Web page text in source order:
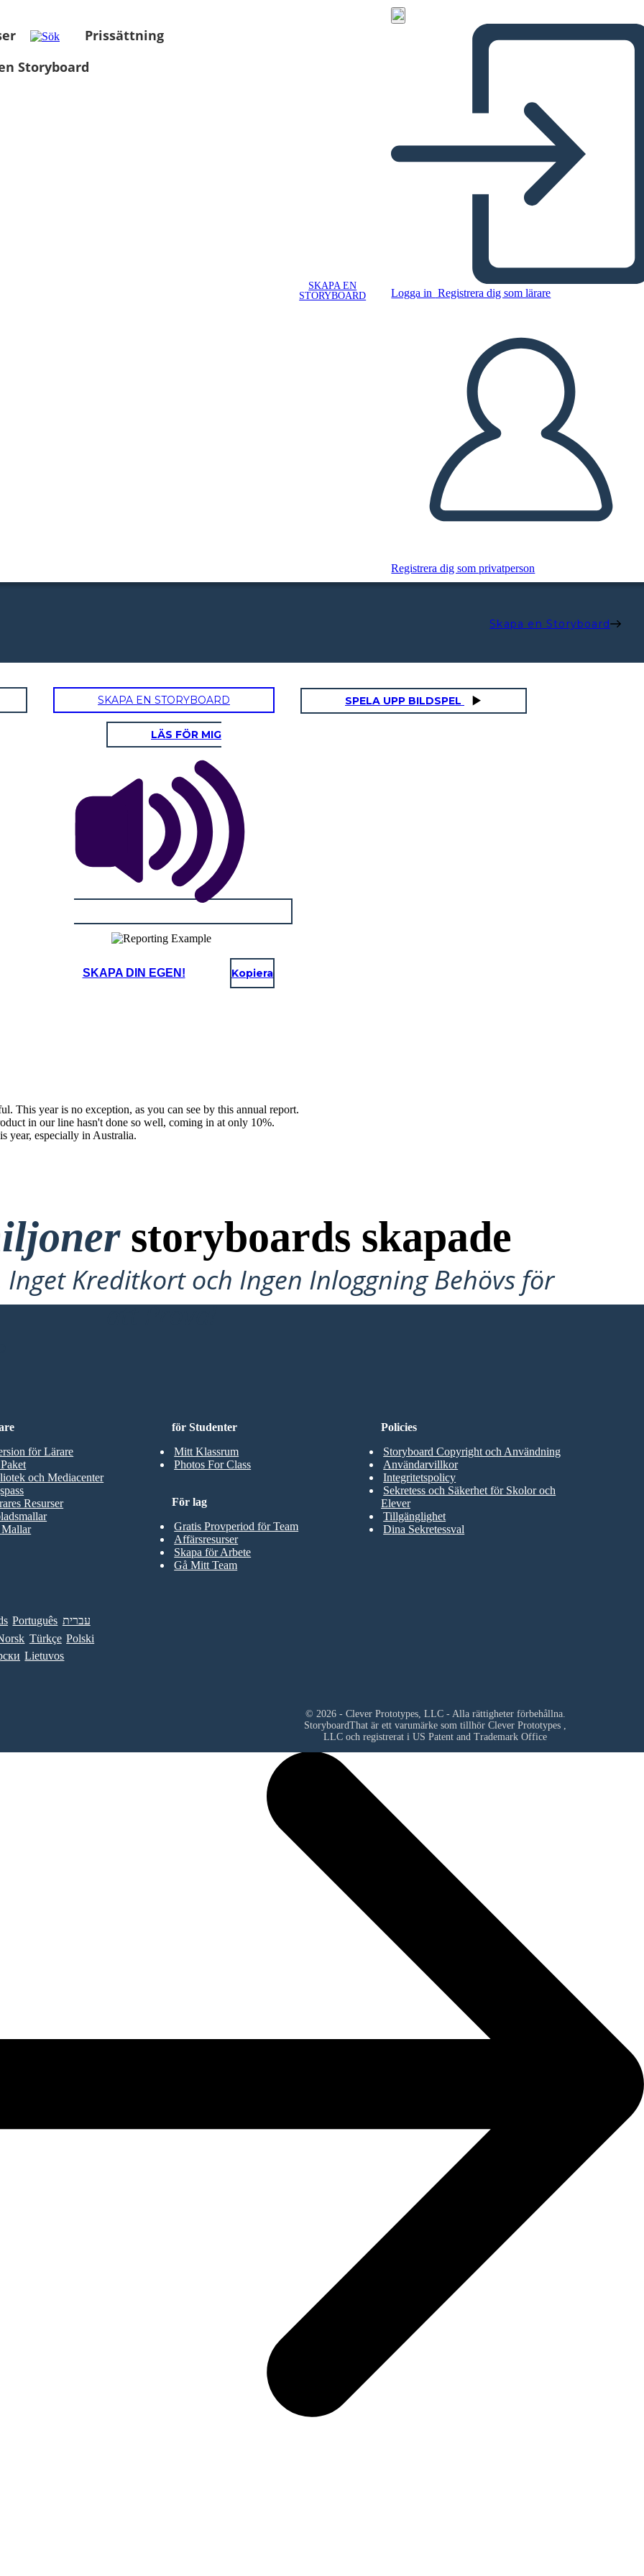
Prissättning
Storyboard
SKAPA EN
STORYBOARD
Logga in Registrera dig som lärare
Registrera dig som privatperson
Skapa en Storyboard
SKAPA EN STORYBOARD SPELA UPP BILDSPEL
LÄS FÖR MIG
SKAPA DIN EGEN! Kopiera
This year is no exception, as you can see by this annual report.
in our line hasn't done so well, coming in at only 10%.
year, especially in Australia.
storyboards skapade
Kreditkort och Ingen Inloggning Behövs för
att Prova!
för Studenter
Mitt Klassrum
Photos For Class
för Lärare
och Mediacenter
Resurser
För lag
Gratis Provperiod för Team
Affärsresurser
Skapa för Arbete
Gå Mitt Team
Policies
Storyboard Copyright och Användning
Användarvillkor
Integritetspolicy
Sekretess och Säkerhet för Skolor och
Elever
Tillgänglighet
Dina Sekretessval
Português עברית
Türkçe Polski
Lietuvos
© 2026 - Clever Prototypes, LLC - Alla rättigheter förbehållna.
StoryboardThat är ett varumärke som tillhör Clever Prototypes ,
LLC och registrerat i US Patent and Trademark Office